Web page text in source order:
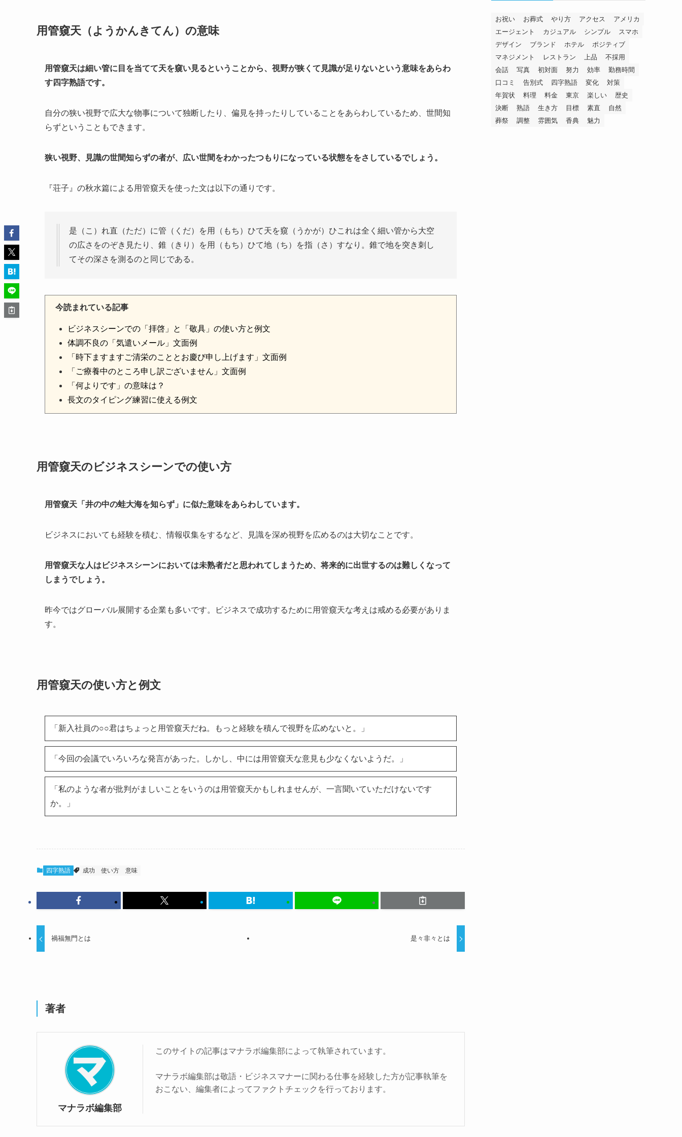
用管窺天（ようかんきてん）の意味
用管窺天は細い管に目を当てて天を窺い見るということから、視野が狭くて見識が足りないという意味をあらわ
す四字熟語です。
自分の狭い視野で広大な物事について独断したり、偏見を持ったりしていることをあらわしているため、世間知
らずということもできます。
狭い視野、見識の世間知らずの者が、広い世間をわかったつもりになっている状態ををさしているでしょう。
『荘子』の秋水篇による用管窺天を使った文は以下の通りです。
是（こ）れ直（ただ）に管（くだ）を用（もち）ひて天を窺（うかが）ひこれは全く細い管から大空
の広さをのぞき見たり、錐（きり）を用（もち）ひて地（ち）を指（さ）すなり。錐で地を突き刺し
てその深さを測るのと同じである。
今読まれている記事
ビジネスシーンでの「拝啓」と「敬具」の使い方と例文
体調不良の「気遣いメール」文面例
「時下ますますご清栄のこととお慶び申し上げます」文面例
「ご療養中のところ申し訳ございません」文面例
「何よりです」の意味は？
長文のタイピング練習に使える例文
用管窺天のビジネスシーンでの使い方
用管窺天「井の中の蛙大海を知らず」に似た意味をあらわしています。
ビジネスにおいても経験を積む、情報収集をするなど、見識を深め視野を広めるのは大切なことです。
用管窺天な人はビジネスシーンにおいては未熟者だと思われてしまうため、将来的に出世するのは難しくなって
しまうでしょう。
昨今ではグローバル展開する企業も多いです。ビジネスで成功するために用管窺天な考えは戒める必要がありま
す。
用管窺天の使い方と例文
「新入社員の○○君はちょっと用管窺天だね。もっと経験を積んで視野を広めないと。」
「今回の会議でいろいろな発言があった。しかし、中には用管窺天な意見も少なくないようだ。」
「私のような者が批判がましいことをいうのは用管窺天かもしれませんが、一言聞いていただけないです
か。」
四字熟語 成功 使い方 意味
禍福無門とは 是々非々とは
著者
マナラボ編集部
このサイトの記事はマナラボ編集部によって執筆されています。
マナラボ編集部は敬語・ビジネスマナーに関わる仕事を経験した方が記事執筆を
おこない、編集者によってファクトチェックを行っております。
お祝い お葬式 やり方 アクセス
アメリカ
エージェント
カジュアル シンプル
スマホ
デザイン
ブランド ホテル
ポジティブ
マネジメント
レストラン 上品
不採用
会話
写真 初対面 努力 効率
勤務時間
口コミ
告別式 四字熟語 変化
対策
年賀状
料理 料金 東京 楽しい
歴史
決断
熟語 生き方 目標 素直
自然
葬祭
調整 雰囲気 香典 魅力